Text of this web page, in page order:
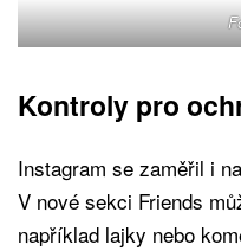
Kontroly pro
Instagram se zaměřil i
V nové sekci Friends
například lajky nebo